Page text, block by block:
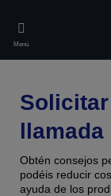
main
content
Menú
llamada
Obtén consejos
podéis reducir
ayuda de los